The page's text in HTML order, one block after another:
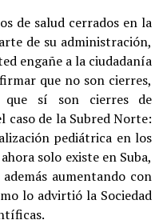
de salud cerrados en la
de su administración,
engañe a la ciudadanía
que no son cierres,
que sí son cierres de
caso de la Subred Norte:
pediátrica en los
solo existe en Suba,
aumentando con
lo advirtió la Sociedad